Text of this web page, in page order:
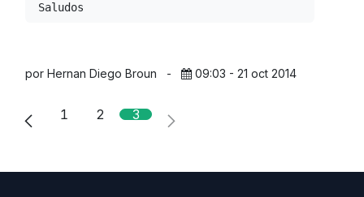
Saludos
por Hernan Diego Broun - 09:03 - 21 oct 2014
1 2 3